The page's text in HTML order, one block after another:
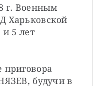
г. Военным
Харьковской
и 5 лет
приговора
будучи в